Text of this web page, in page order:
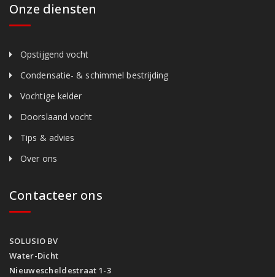
Onze diensten
Opstijgend vocht
Condensatie- & schimmel bestrijding
Vochtige kelder
Doorslaand vocht
Tips & advies
Over ons
Contacteer ons
SOLUSIO BV
Water-Dicht
Nieuwescheldestraat 1-3